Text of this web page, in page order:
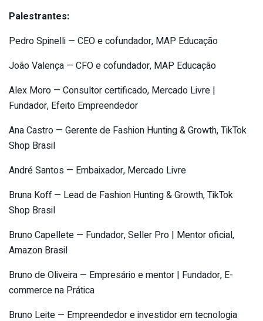
Palestrantes:
Pedro Spinelli — CEO e cofundador, MAP Educação
João Valença — CFO e cofundador, MAP Educação
Alex Moro — Consultor certificado, Mercado Livre |
Fundador, Efeito Empreendedor
Ana Castro — Gerente de Fashion Hunting & Growth, TikTok
Shop Brasil
André Santos — Embaixador, Mercado Livre
Bruna Koff — Lead de Fashion Hunting & Growth, TikTok
Shop Brasil
Bruno Capellete — Fundador, Seller Pro | Mentor oficial,
Amazon Brasil
Bruno de Oliveira — Empresário e mentor | Fundador, E-
commerce na Prática
Bruno Leite — Empreendedor e investidor em tecnologia